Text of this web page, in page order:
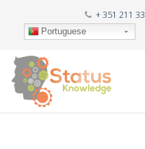
+ 351 211
Portuguese